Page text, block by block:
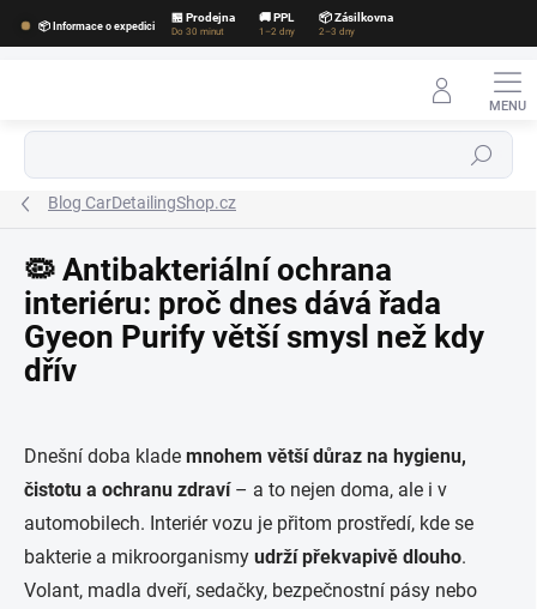
📦 Informace o expedici
🏪 Prodejna 🚚 PPL 📦 Zásilkovna
Do 30 minut 1–2 dny 2–3 dny
Hledat
Blog CarDetailingShop.cz
🦠 Antibakteriální ochrana
interiéru: proč dnes dává řada
Gyeon Purify větší smysl než kdy
dřív
Dnešní doba klade mnohem větší důraz na hygienu,
čistotu a ochranu zdraví– a to nejen doma, ale i v
automobilech. Interiér vozu je přitom prostředí, kde se
bakterie a mikroorganismy udrží překvapivě dlouho.
Volant, madla dveří, sedačky, bezpečnostní pásy nebo